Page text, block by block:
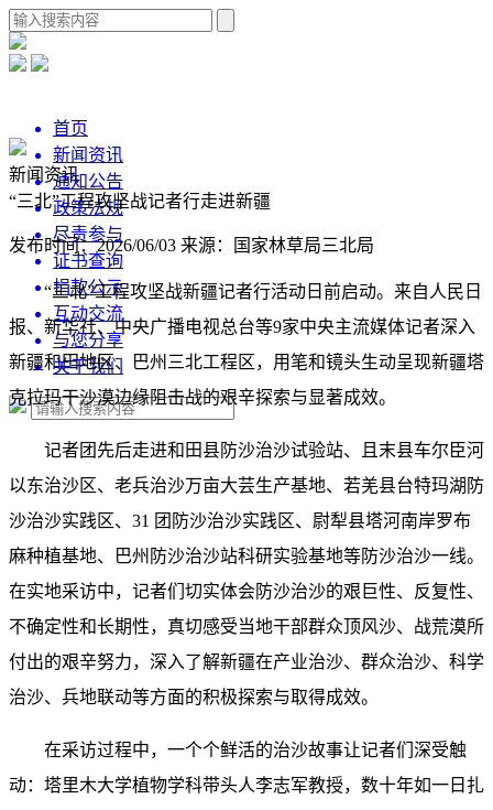
首页
新闻资讯
通知公告
政策法规
尽责参与
证书查询
捐款公示
互动交流
与您分享
关于我们
新闻资讯
“三北”工程攻坚战记者行走进新疆
发布时间：2026/06/03 来源：国家林草局三北局
“三北”工程攻坚战新疆记者行活动日前启动。来自人民日
报、新华社、中央广播电视总台等9家中央主流媒体记者深入
新疆和田地区、巴州三北工程区，用笔和镜头生动呈现新疆塔
克拉玛干沙漠边缘阻击战的艰辛探索与显著成效。
记者团先后走进和田县防沙治沙试验站、且末县车尔臣河
以东治沙区、老兵治沙万亩大芸生产基地、若羌县台特玛湖防
沙治沙实践区、31 团防沙治沙实践区、尉犁县塔河南岸罗布
麻种植基地、巴州防沙治沙站科研实验基地等防沙治沙一线。
在实地采访中，记者们切实体会防沙治沙的艰巨性、反复性、
不确定性和长期性，真切感受当地干部群众顶风沙、战荒漠所
付出的艰辛努力，深入了解新疆在产业治沙、群众治沙、科学
治沙、兵地联动等方面的积极探索与取得成效。
在采访过程中，一个个鲜活的治沙故事让记者们深受触
动：塔里木大学植物学科带头人李志军教授，数十年如一日扎